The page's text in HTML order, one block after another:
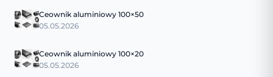
Ceownik aluminiowy 100×50
05.05.2026
Ceownik aluminiowy 100×20
05.05.2026